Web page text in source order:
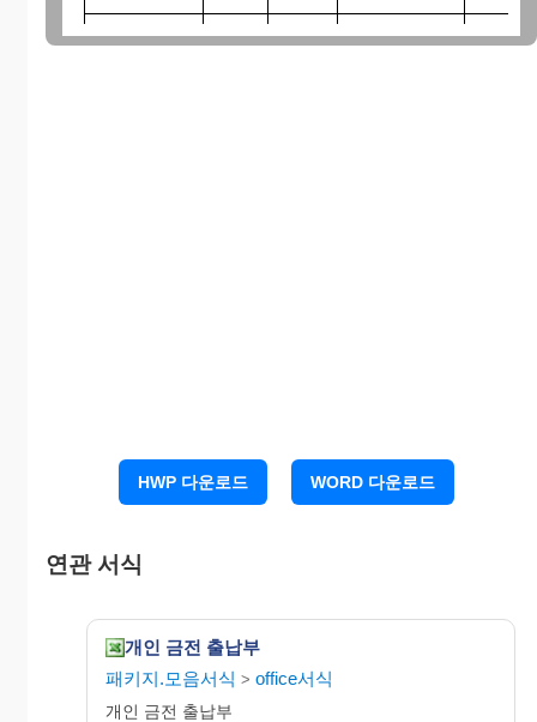
HWP 다운로드 WORD 다운로드
연관 서식
개인 금전 출납부
패키지.모음서식 > office서식
개인 금전 출납부